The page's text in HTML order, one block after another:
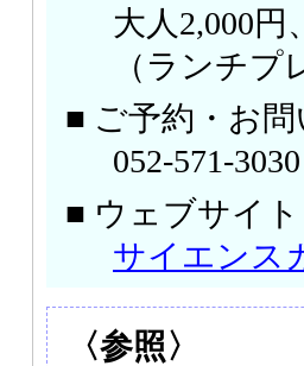
大人2,000円
（ランチ
■ ご予約・お問
052-571-
■ ウェブサイト
サイエンス
〈参照〉